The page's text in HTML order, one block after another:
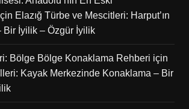
Elazığ Türbe ve Mescitleri: Harput’ın
Bir İyilik – Özgür İyilik
Bölge Bölge Konaklama Rehberi için
Kayak Merkezinde Konaklama – Bir